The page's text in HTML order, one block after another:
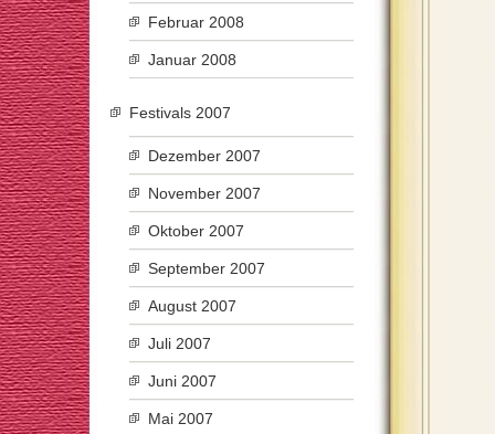
Februar 2008
Januar 2008
Festivals 2007
Dezember 2007
November 2007
Oktober 2007
September 2007
August 2007
Juli 2007
Juni 2007
Mai 2007